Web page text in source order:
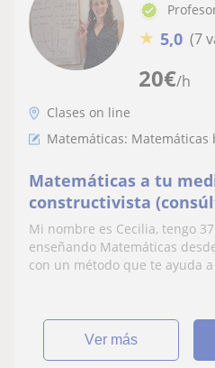
20€/h
★ 5,0 (7
Clases on line
Matemáticas: Matemáticas
Matemáticas a tu
constructivista
de estudio,
mindfulness)
Mi nombre es Cecilia, tengo
enseñando Matemáticas
con un método que te ayuda
ver más